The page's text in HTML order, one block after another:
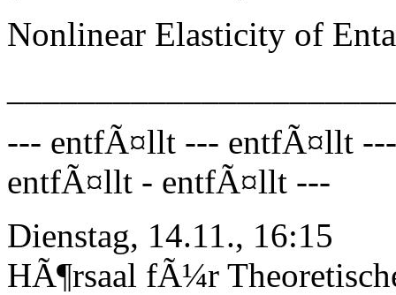
Nonlinear Elasticity of
--- entfÃ¤llt --- entfÃ¤llt
entfÃ¤llt - entfÃ¤llt ---
Dienstag, 14.11., 16:15
HÃ¶rsaal fÃ¼r